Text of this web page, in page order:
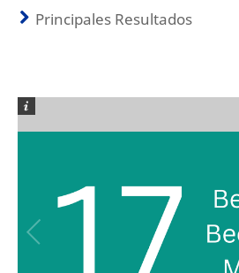
Principales Resultados